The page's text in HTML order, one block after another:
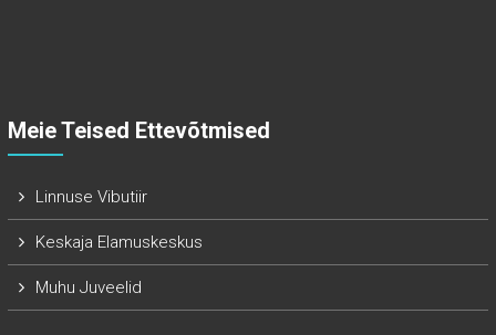
Meie Teised Ettevõtmised
Linnuse Vibutiir
Keskaja Elamuskeskus
Muhu Juveelid